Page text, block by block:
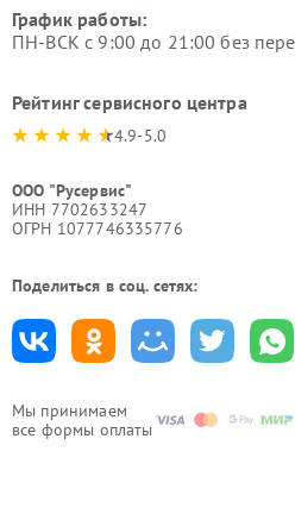
Мы принимаем
все формы оплаты
График работы:
ПН-ВСК с 9:00 до 21:00 без
Рейтинг сервисного центра
4.9-5.0
ООО "Русервис"
ИНН 7702633247
ОГРН 1077746335776
Поделиться в соц. сетях: